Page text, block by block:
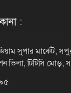
:
সুপার মার্কেট,
ভিলা, টিটিসি মোড়,